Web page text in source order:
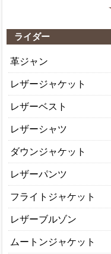
ライダー
革ジャン
レザージャケット
レザーベスト
レザーシャツ
ダウンジャケット
レザーパンツ
フライトジャケット
レザーブルゾン
ムートンジャケット